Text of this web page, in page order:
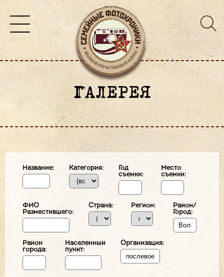
ГАЛЕРЕЯ
Название: Категория:
Год
съемки:
Место
съемки:
ФИО
Разместившего:
Страна: Регион:
Район/
Город:
Район
города:
Населенный
пункт:
Организация: